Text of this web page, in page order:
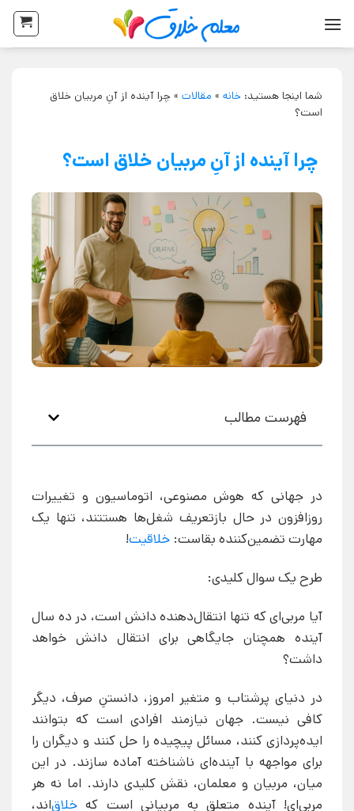
شما اینجا هستید: خانه » مقالات » چرا آینده از آنِ مربیان خلاق
است؟
چرا آینده از آنِ مربیان خلاق است؟
فهرست مطالب
در جهانی که هوش مصنوعی، اتوماسیون و تغییرات
روزافزون در حال بازتعریف شغل‌ها هستتند، تنها یک
مهارت تضمین‌کننده‌ بقاست: خلاقیت!
طرح یک سوال کلیدی:
آیا مربی‌ای که تنها انتقال‌دهنده دانش است، در ده سال
آینده همچنان جایگاهی برای انتقال دانش خواهد
داشت؟
در دنیای پرشتاب و متغیر امروز، دانستنِ صرف، دیگر
کافی نیست. جهان نیازمند افرادی است که بتوانند
ایده‌پردازی کنند، مسائل پیچیده را حل کنند و دیگران را
برای مواجهه با آینده‌ای ناشناخته آماده سازند. در این
میان، مربیان و معلمان، نقش کلیدی دارند. اما نه هر
مربی‌ای! آینده متعلق به مربیانی است که خلاق‌اند،